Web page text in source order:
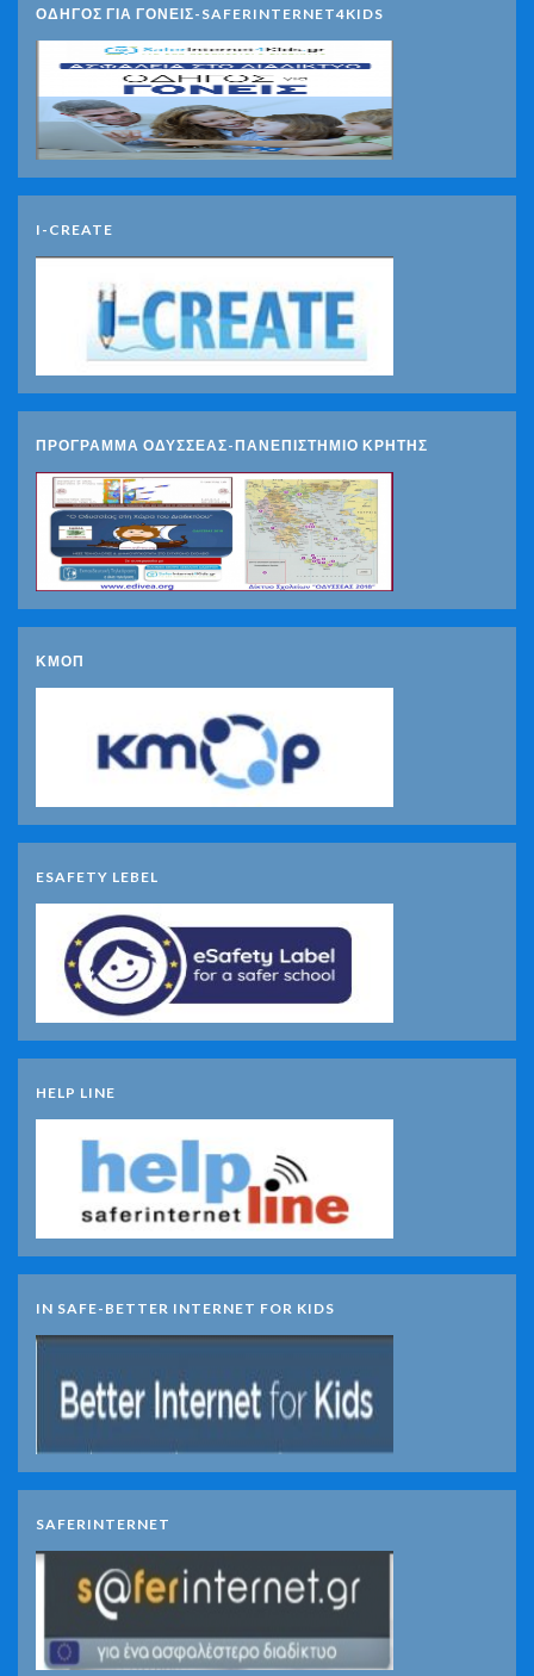
ΟΔΗΓΟΣ ΓΙΑ ΓΟΝΕΙΣ-SAFERINTERNET4KIDS
I-CREATE
ΠΡΟΓΡΑΜΜΑ ΟΔΥΣΣΕΑΣ-ΠΑΝΕΠΙΣΤΗΜΙΟ ΚΡΗΤΗΣ
ΚΜΟΠ
ESAFETY LEBEL
HELP LINE
IN SAFE-BETTER INTERNET FOR KIDS
SAFERINTERNET